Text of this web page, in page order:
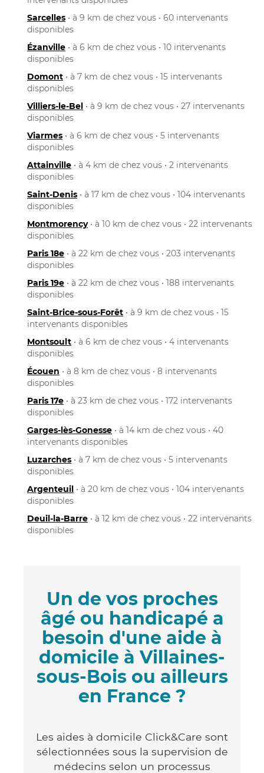
Sarcelles • à 9 km de chez vous • 60 intervenants
disponibles
Ézanville • à 6 km de chez vous • 10 intervenants
disponibles
Domont • à 7 km de chez vous • 15 intervenants
disponibles
Villiers-le-Bel • à 9 km de chez vous • 27 intervenants
disponibles
Viarmes • à 6 km de chez vous • 5 intervenants
disponibles
Attainville • à 4 km de chez vous • 2 intervenants
disponibles
Saint-Denis • à 17 km de chez vous • 104 intervenants
disponibles
Montmorency• à 10 km de chez vous • 22 intervenants
disponibles
Paris 18e • à 22 km de chez vous • 203 intervenants
disponibles
Paris 19e • à 22 km de chez vous • 188 intervenants
disponibles
Saint-Brice-sous-Forêt • à 9 km de chez vous • 15
intervenants disponibles
Montsoult • à 6 km de chez vous • 4 intervenants
disponibles
Écouen • à 8 km de chez vous • 8 intervenants
disponibles
Paris 17e • à 23 km de chez vous • 172 intervenants
disponibles
Garges-lès-Gonesse • à 14 km de chez vous • 40
intervenants disponibles
Luzarches • à 7 km de chez vous • 5 intervenants
disponibles
Argenteuil • à 20 km de chez vous • 104 intervenants
disponibles
Deuil-la-Barre • à 12 km de chez vous • 22 intervenants
disponibles
Un de vos proches
âgé ou handicapé a
besoin d'une aide à
domicile à Villaines-
sous-Bois ou ailleurs
en France ?
Les aides à domicile Click&Care sont
sélectionnées sous la supervision de
médecins selon un processus